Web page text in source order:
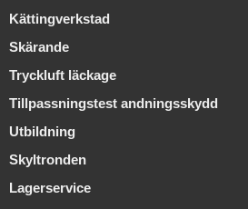
Kättingverkstad
Skärande
Tryckluft läckage
Tillpassningstest andningsskydd
Utbildning
Skyltronden
Lagerservice